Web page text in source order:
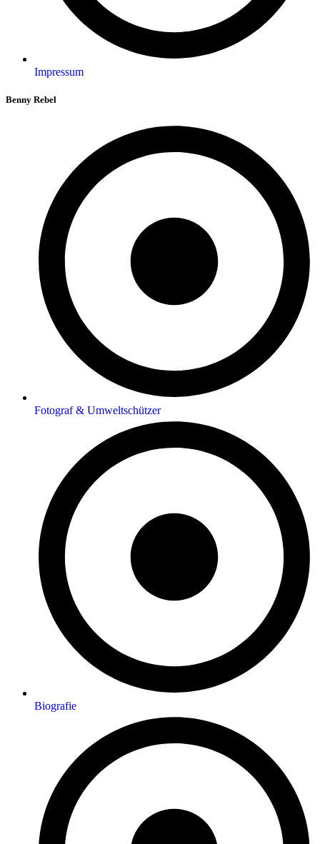
Impressum
Benny Rebel
Fotograf & Umweltschützer
Biografie